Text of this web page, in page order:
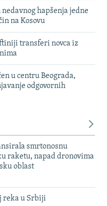
hapšenja jedne
na Kosovu
transferi novca iz
u centru Beograda,
odgovornih
smrtonosnu
raketu, napad dronovima
oblast
reka u Srbiji